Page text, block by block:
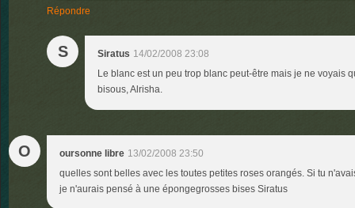
Répondre
S Siratus 14/02/2008 23:08
Le blanc est un peu trop blanc peut-être mais je ne voyais
bisous, Alrisha.
O oursonne libre 13/02/2008 23:50
quelles sont belles avec les toutes petites roses orangés. Si tu
je n'aurais pensé à une épongegrosses bises Siratus